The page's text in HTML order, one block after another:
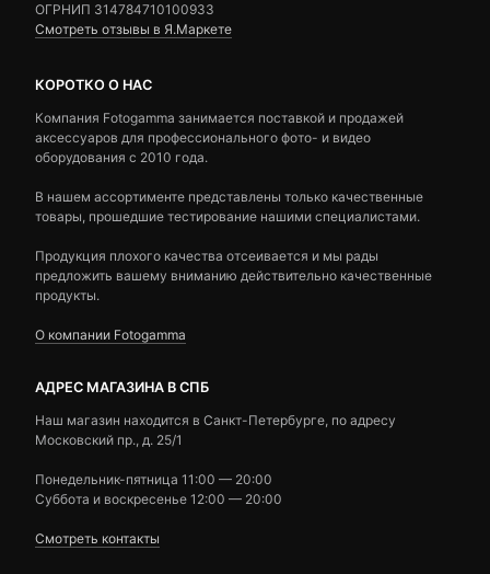
ОГРНИП 314784710100933
Смотреть отзывы в Я.Маркете
КОРОТКО О НАС
Компания Fotogamma занимается поставкой и продажей
аксессуаров для профессионального фото- и видео
оборудования с 2010 года.
В нашем ассортименте представлены только качественные
товары, прошедшие тестирование нашими специалистами.
Продукция плохого качества отсеивается и мы рады
предложить вашему вниманию действительно качественные
продукты.
О компании Fotogamma
АДРЕС МАГАЗИНА В СПБ
Наш магазин находится в Санкт-Петербурге, по адресу
Московский пр., д. 25/1
Понедельник-пятница 11:00 — 20:00
Суббота и воскресенье 12:00 — 20:00
Смотреть контакты